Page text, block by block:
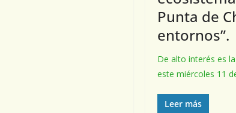
Punta de
entornos”.
De alto interés es
este miércoles 11
Leer más